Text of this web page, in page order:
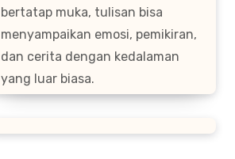
bertatap muka, tulisan bisa
menyampaikan emosi, pemikiran,
dan cerita dengan kedalaman
yang luar biasa.